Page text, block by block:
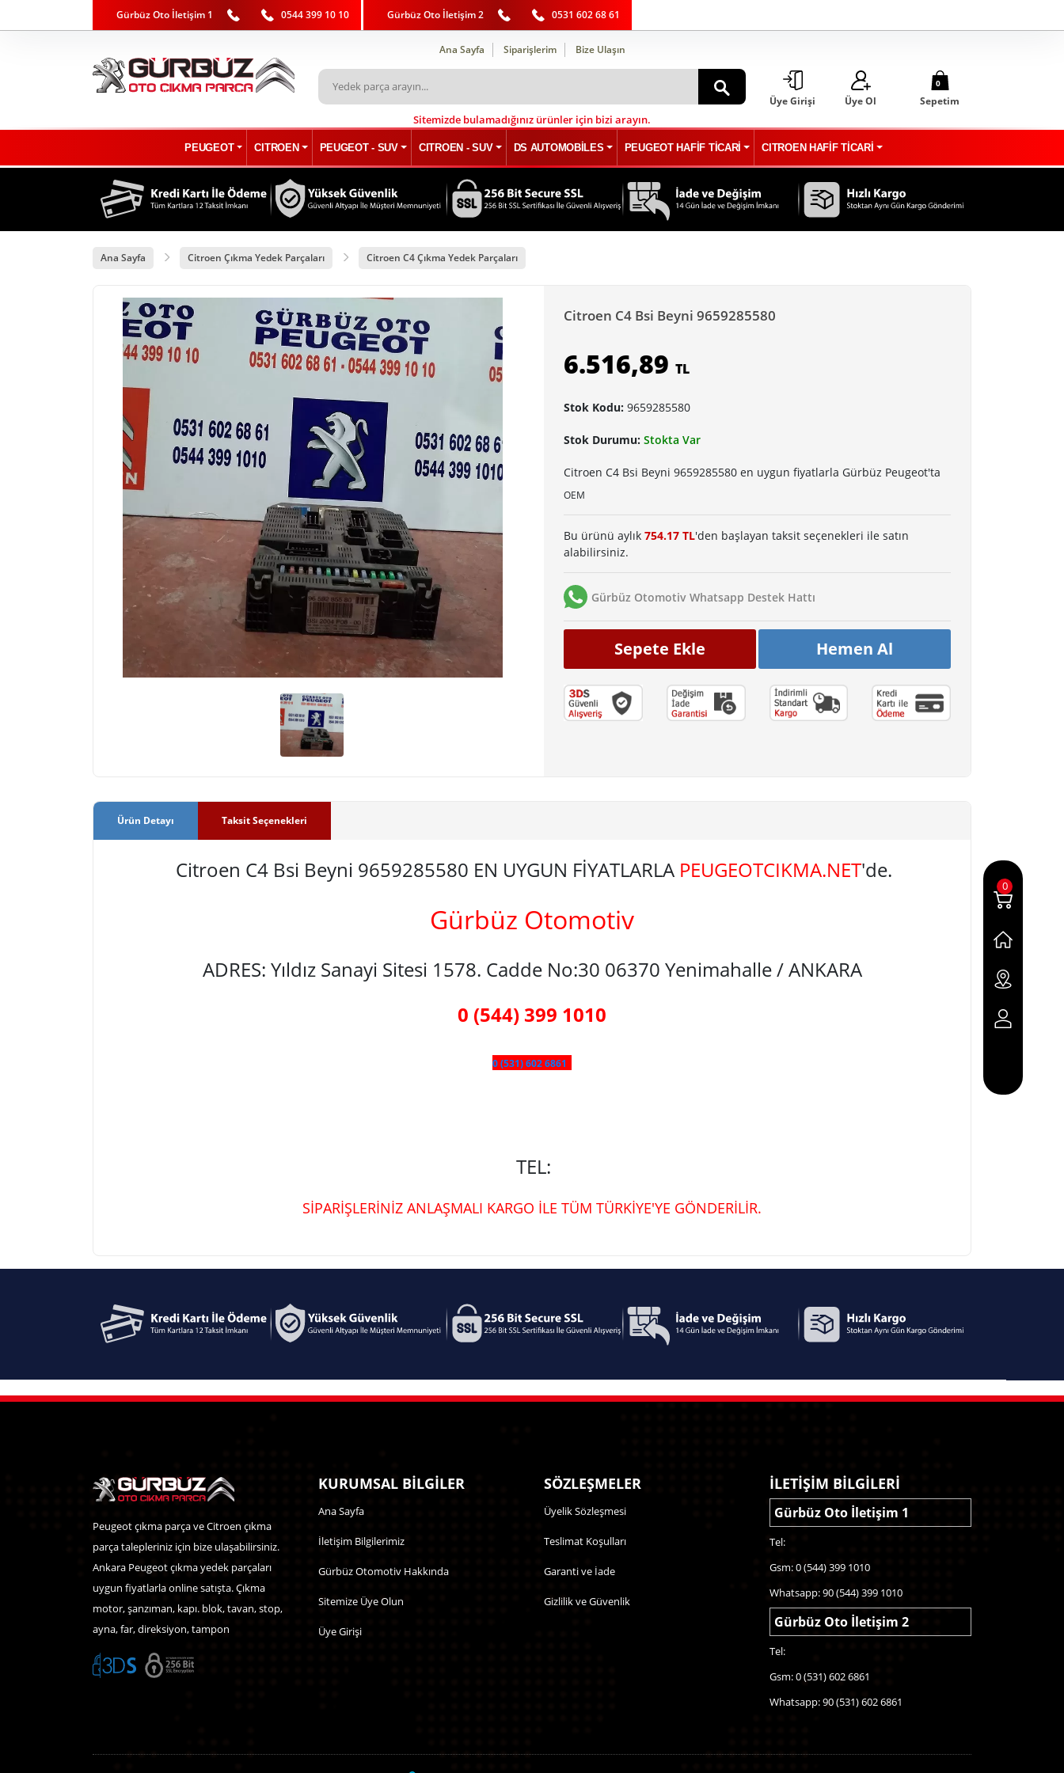
Gürbüz Oto İletişim 1 0544 399 10 10 Gürbüz Oto İletişim 2 0531 602 68 61
Ana Sayfa Siparişlerim Bize Ulaşın
Sitemizde bulamadığınız ürünler için bizi arayın.
Üye Girişi Üye Ol
0
Sepetim
PEUGEOT CITROEN PEUGEOT - SUV CITROEN - SUV DS AUTOMOBİLES PEUGEOT HAFİF TİCARİ CITROEN HAFİF TİCARİ
Ana Sayfa Citroen Çıkma Yedek Parçaları Citroen C4 Çıkma Yedek Parçaları
Citroen C4 Bsi Beyni 9659285580
6.516,89 TL
Stok Kodu: 9659285580
Stok Durumu: Stokta Var
Citroen C4 Bsi Beyni 9659285580 en uygun fiyatlarla Gürbüz Peugeot'ta
OEM
Bu ürünü aylık 754.17 TL'den başlayan taksit seçenekleri ile satın
alabilirsiniz.
Gürbüz Otomotiv Whatsapp Destek Hattı
Sepete Ekle Hemen Al
Ürün Detayı Taksit Seçenekleri
Citroen C4 Bsi Beyni 9659285580 EN UYGUN FİYATLARLA PEUGEOTCIKMA.NET'de.
Gürbüz Otomotiv
ADRES: Yıldız Sanayi Sitesi 1578. Cadde No:30 06370 Yenimahalle / ANKARA
0 (544) 399 1010
0 (531) 602 6861
TEL:
SİPARİŞLERİNİZ ANLAŞMALI KARGO İLE TÜM TÜRKİYE'YE GÖNDERİLİR.
0
Peugeot çıkma parça ve Citroen çıkma
parça talepleriniz için bize ulaşabilirsiniz.
Ankara Peugeot çıkma yedek parçaları
uygun fiyatlarla online satışta. Çıkma
motor, şanzıman, kapı. blok, tavan, stop,
ayna, far, direksiyon, tampon
KURUMSAL BİLGİLER
Ana Sayfa
İletişim Bilgilerimiz
Gürbüz Otomotiv Hakkında
Sitemize Üye Olun
Üye Girişi
SÖZLEŞMELER
Üyelik Sözleşmesi
Teslimat Koşulları
Garanti ve İade
Gizlilik ve Güvenlik
İLETİŞİM BİLGİLERİ
Gürbüz Oto İletişim 1
Tel:
Gsm: 0 (544) 399 1010
Whatsapp: 90 (544) 399 1010
Gürbüz Oto İletişim 2
Tel:
Gsm: 0 (531) 602 6861
Whatsapp: 90 (531) 602 6861